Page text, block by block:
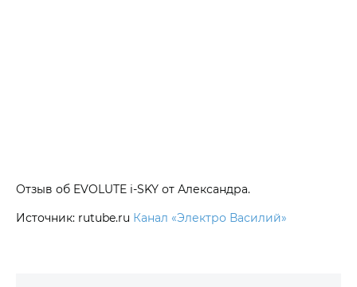
Отзыв об EVOLUTE i‑SKY от Александра.
Источник: rutube.ru Канал «Электро Василий»